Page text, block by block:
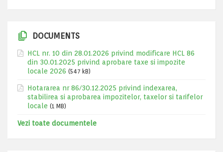
DOCUMENTS
HCL nr. 10 din 28.01.2026 privind modificare HCL 86
din 30.01.2025 privind aprobare taxe si impozite
locale 2026 (547 kB)
Hotararea nr 86/30.12.2025 privind indexarea,
stabilirea si aprobarea impozitelor, taxelor si tarifelor
locale (1 MB)
Vezi toate documentele